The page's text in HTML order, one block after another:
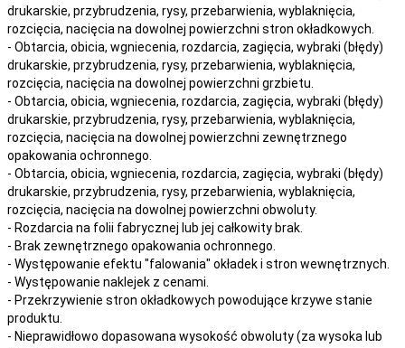
drukarskie, przybrudzenia, rysy, przebarwienia, wyblaknięcia,
rozcięcia, nacięcia na dowolnej powierzchni stron okładkowych.
- Obtarcia, obicia, wgniecenia, rozdarcia, zagięcia, wybraki (błędy)
drukarskie, przybrudzenia, rysy, przebarwienia, wyblaknięcia,
rozcięcia, nacięcia na dowolnej powierzchni grzbietu.
- Obtarcia, obicia, wgniecenia, rozdarcia, zagięcia, wybraki (błędy)
drukarskie, przybrudzenia, rysy, przebarwienia, wyblaknięcia,
rozcięcia, nacięcia na dowolnej powierzchni zewnętrznego
opakowania ochronnego.
- Obtarcia, obicia, wgniecenia, rozdarcia, zagięcia, wybraki (błędy)
drukarskie, przybrudzenia, rysy, przebarwienia, wyblaknięcia,
rozcięcia, nacięcia na dowolnej powierzchni obwoluty.
- Rozdarcia na folii fabrycznej lub jej całkowity brak.
- Brak zewnętrznego opakowania ochronnego.
- Występowanie efektu "falowania" okładek i stron wewnętrznych.
- Występowanie naklejek z cenami.
- Przekrzywienie stron okładkowych powodujące krzywe stanie
produktu.
- Nieprawidłowo dopasowana wysokość obwoluty (za wysoka lub